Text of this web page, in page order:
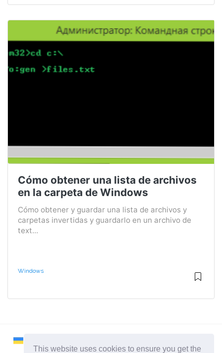
This website uses cookies to ensure you get the
Cómo obtener una lista de archivos
en la carpeta de Windows
Cómo obtener y guardar una lista de archivos y
carpetas invertidas y guardarlo en un archivo de
text...
Windows